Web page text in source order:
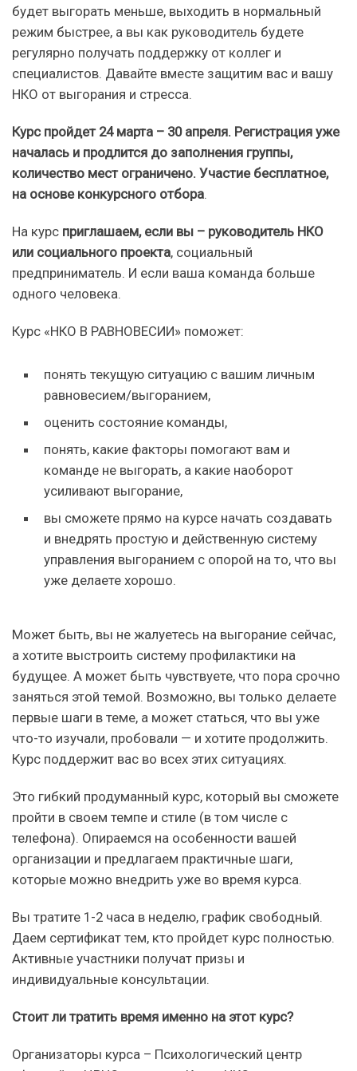
будет выгорать меньше, выходить в нормальный
режим быстрее, а вы как руководитель будете
регулярно получать поддержку от коллег и
специалистов. Давайте вместе защитим вас и вашу
НКО от выгорания и стресса.
Курс пройдет 24 марта – 30 апреля. Регистрация уже
началась и продлится до заполнения группы,
количество мест ограничено. Участие бесплатное,
на основе конкурсного отбора.
На курс приглашаем, если вы – руководитель НКО
или социального проекта, социальный
предприниматель. И если ваша команда больше
одного человека.
Курс «НКО В РАВНОВЕСИИ» поможет:
понять текущую ситуацию с вашим личным
равновесием/выгоранием,
оценить состояние команды,
понять, какие факторы помогают вам и
команде не выгорать, а какие наоборот
усиливают выгорание,
вы сможете прямо на курсе начать создавать
и внедрять простую и действенную систему
управления выгоранием с опорой на то, что вы
уже делаете хорошо.
Может быть, вы не жалуетесь на выгорание сейчас,
а хотите выстроить систему профилактики на
будущее. А может быть чувствуете, что пора срочно
заняться этой темой. Возможно, вы только делаете
первые шаги в теме, а может статься, что вы уже
что-то изучали, пробовали — и хотите продолжить.
Курс поддержит вас во всех этих ситуациях.
Это гибкий продуманный курс, который вы сможете
пройти в своем темпе и стиле (в том числе с
телефона). Опираемся на особенности вашей
организации и предлагаем практичные шаги,
которые можно внедрить уже во время курса.
Вы тратите 1-2 часа в неделю, график свободный.
Даем сертификат тем, кто пройдет курс полностью.
Активные участники получат призы и
индивидуальные консультации.
Стоит ли тратить время именно на этот курс?
Организаторы курса – Психологический центр